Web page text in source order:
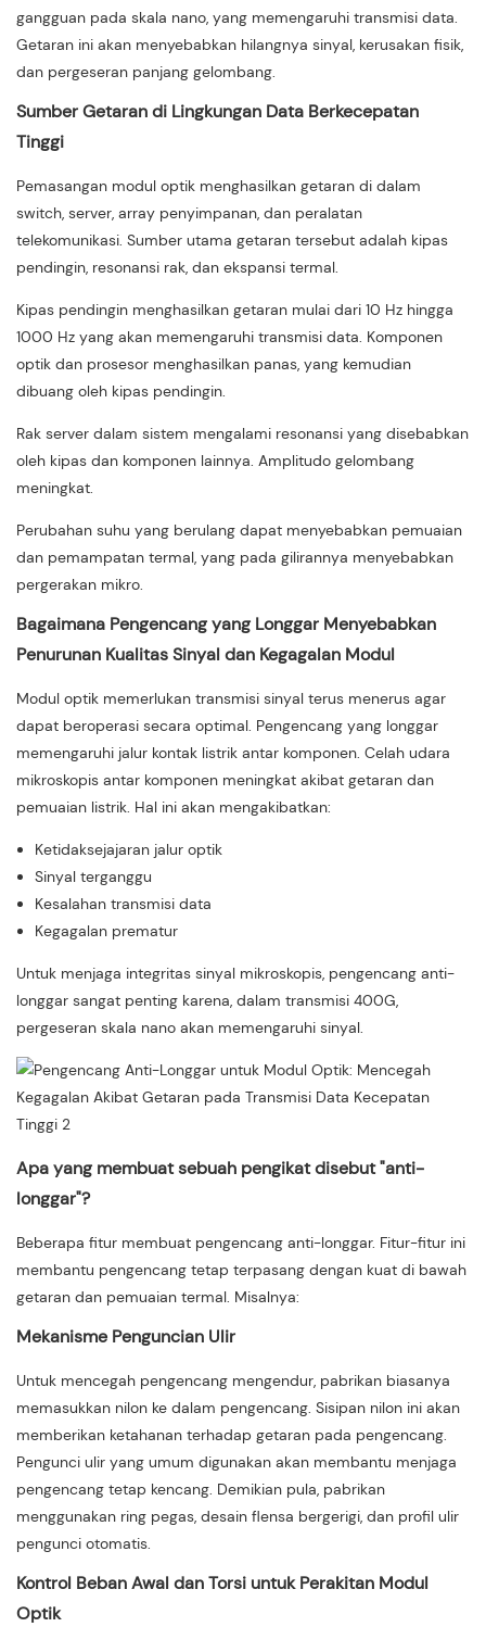
gangguan pada skala nano, yang memengaruhi transmisi data.
Getaran ini akan menyebabkan hilangnya sinyal, kerusakan fisik,
dan pergeseran panjang gelombang.
Sumber Getaran di Lingkungan Data Berkecepatan
Tinggi
Pemasangan modul optik menghasilkan getaran di dalam
switch, server, array penyimpanan, dan peralatan
telekomunikasi. Sumber utama getaran tersebut adalah kipas
pendingin, resonansi rak, dan ekspansi termal.
Kipas pendingin menghasilkan getaran mulai dari 10 Hz hingga
1000 Hz yang akan memengaruhi transmisi data. Komponen
optik dan prosesor menghasilkan panas, yang kemudian
dibuang oleh kipas pendingin.
Rak server dalam sistem mengalami resonansi yang disebabkan
oleh kipas dan komponen lainnya. Amplitudo gelombang
meningkat.
Perubahan suhu yang berulang dapat menyebabkan pemuaian
dan pemampatan termal, yang pada gilirannya menyebabkan
pergerakan mikro.
Bagaimana Pengencang yang Longgar Menyebabkan
Penurunan Kualitas Sinyal dan Kegagalan Modul
Modul optik memerlukan transmisi sinyal terus menerus agar
dapat beroperasi secara optimal. Pengencang yang longgar
memengaruhi jalur kontak listrik antar komponen. Celah udara
mikroskopis antar komponen meningkat akibat getaran dan
pemuaian listrik. Hal ini akan mengakibatkan:
Ketidaksejajaran jalur optik
Sinyal terganggu
Kesalahan transmisi data
Kegagalan prematur
Untuk menjaga integritas sinyal mikroskopis, pengencang anti-
longgar sangat penting karena, dalam transmisi 400G,
pergeseran skala nano akan memengaruhi sinyal.
Apa yang membuat sebuah pengikat disebut "anti-
longgar"?
Beberapa fitur membuat pengencang anti-longgar. Fitur-fitur ini
membantu pengencang tetap terpasang dengan kuat di bawah
getaran dan pemuaian termal. Misalnya:
Mekanisme Penguncian Ulir
Untuk mencegah pengencang mengendur, pabrikan biasanya
memasukkan nilon ke dalam pengencang. Sisipan nilon ini akan
memberikan ketahanan terhadap getaran pada pengencang.
Pengunci ulir yang umum digunakan akan membantu menjaga
pengencang tetap kencang. Demikian pula, pabrikan
menggunakan ring pegas, desain flensa bergerigi, dan profil ulir
pengunci otomatis.
Kontrol Beban Awal dan Torsi untuk Perakitan Modul
Optik